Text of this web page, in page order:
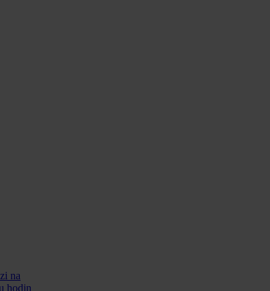
na
hodin